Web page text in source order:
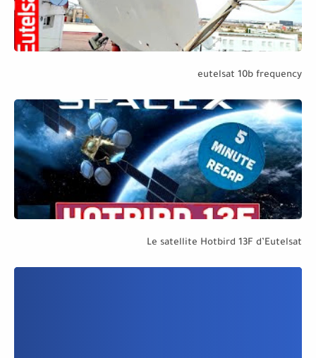
eutelsat 10b frequency
Le satellite Hotbird 13F d’Eutelsat